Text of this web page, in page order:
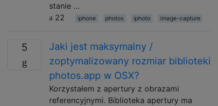
stanie …
22
iphone photos iphoto image-capture
5
Jaki jest maksymalny /
zoptymalizowany rozmiar biblioteki
photos.app w OSX?
Korzystałem z apertury z obrazami
referencyjnymi. Biblioteka apertury ma